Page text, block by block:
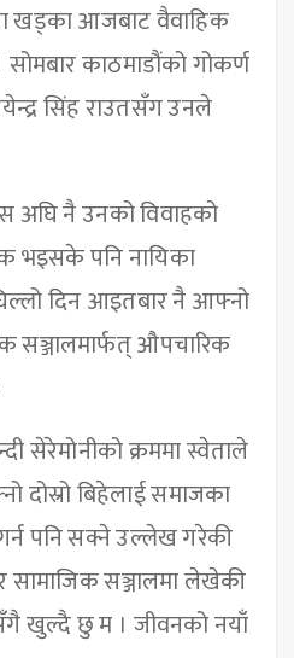
खड्का आजबाट वैवाहिक
काठमाडौंको गोकर्ण
सिंह राउतसँग उनले
अघि नै उनको विवाहको
भइसके पनि नायिका
दिन आइतबार नै आफ्नो
सञ्जालमार्फत् औपचारिक
सेरेमोनीको क्रममा स्वेताले
बिहेलाई समाजका
पनि सक्ने उल्लेख गरेकी
सामाजिक सञ्जालमा लेखेकी
खुल्दै छु म । जीवनको नयाँ